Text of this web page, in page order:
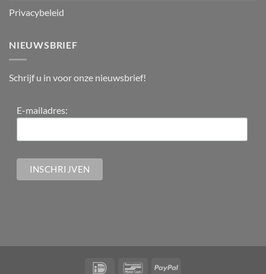
Privacybeleid
NIEUWSBRIEF
Schrijf u in voor onze nieuwsbrief!
E-mailadres: